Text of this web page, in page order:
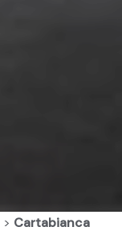
> Cartabianca